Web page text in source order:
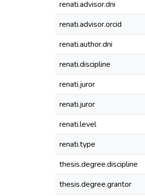
renati.advisor.dni
renati.advisor.orcid
renati.author.dni
renati.discipline
renati.juror
renati.juror
renati.level
renati.type
thesis.degree.discipline
thesis.degree.grantor